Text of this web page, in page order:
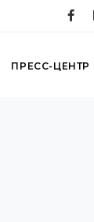
ПРЕСС-ЦЕНТР